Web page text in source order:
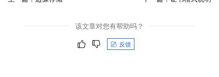
该文章对您有帮助吗？
反馈